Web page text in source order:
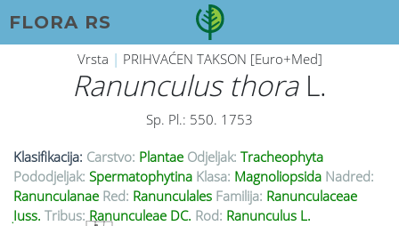
FLORA RS
Vrsta | PRIHVAĆEN TAKSON [Euro+Med]
Ranunculus thoraL.
Sp. Pl.: 550. 1753
Klasifikacija: Carstvo: Plantae Odjeljak: Tracheophyta
Pododjeljak: Spermatophytina Klasa: Magnoliopsida Nadred:
Ranunculanae Red: Ranunculales Familija: Ranunculaceae
Juss. Tribus: Ranunculeae DC. Rod: Ranunculus L.